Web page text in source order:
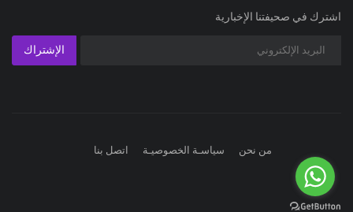
اشترك في صحيفتنا الإخبارية
الإشتراك
من نحن سياسـة الخصوصيـة اتصل بنا